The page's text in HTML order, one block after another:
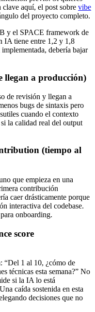
clave aquí, el post sobre vibe
del proyecto completo.
y el SPACE framework de
IA tiene entre 1,2 y 1,8
debería bajar
llegan a producción)
de revisión y llegan a
bugs de sintaxis pero
cuando el contexto
la calidad real del output
(tiempo al
que empieza en una
contribución
caer drásticamente porque
interactiva del codebase.
onboarding.
score
“Del 1 al 10, ¿cómo de
técnicas esta semana?” No
si la IA lo está
caída sostenida en esta
decisiones que no